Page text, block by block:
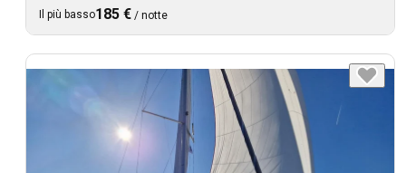
Il più basso185 € / notte